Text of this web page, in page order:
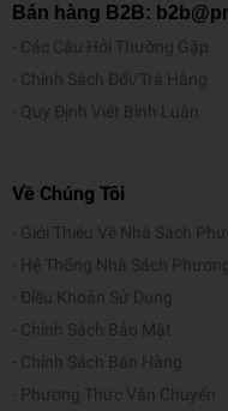
Bán hàng B2B:
Các Câu Hỏi Thường Gặp
Chính Sách Đổi/Trả Hàng
Quy Định Viết Bình Luận
Về Chúng Tôi
Giới Thiệu Về Nhà Sách
Hệ Thống Nhà Sách
Điều Khoản Sử Dụng
Chính Sách Bảo Mật
Chính Sách Bán Hàng
Phương Thức Vận Chuyển